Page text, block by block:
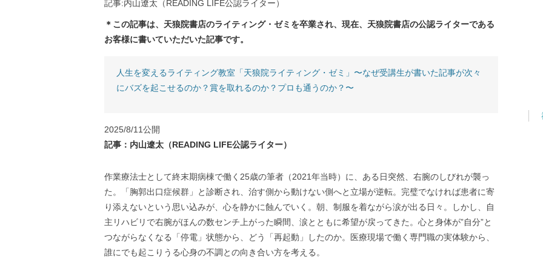
記事:内山遼太（READING LIFE公認ライター）
＊この記事は、天狼院書店のライティング・ゼミを卒業され、現在、天狼院書店の公認ライターである
お客様に書いていただいた記事です。
人生を変えるライティング教室「天狼院ライティング・ゼミ」〜なぜ受講生が書いた記事が次々
にバズを起こせるのか？賞を取れるのか？プロも通うのか？〜
2025/8/11公開
記事：内山遼太（READING LIFE公認ライター）
作業療法士として終末期病棟で働く25歳の筆者（2021年当時）に、ある日突然、右腕のしびれが襲っ
た。「胸郭出口症候群」と診断され、治す側から動けない側へと立場が逆転。完璧でなければ患者に寄
り添えないという思い込みが、心を静かに蝕んでいく。朝、制服を着ながら涙が出る日々。しかし、自
主リハビリで右腕がほんの数センチ上がった瞬間、涙とともに希望が戻ってきた。心と身体が”自分”と
つながらなくなる「停電」状態から、どう「再起動」したのか。医療現場で働く専門職の実体験から、
誰にでも起こりうる心身の不調との向き合い方を考える。